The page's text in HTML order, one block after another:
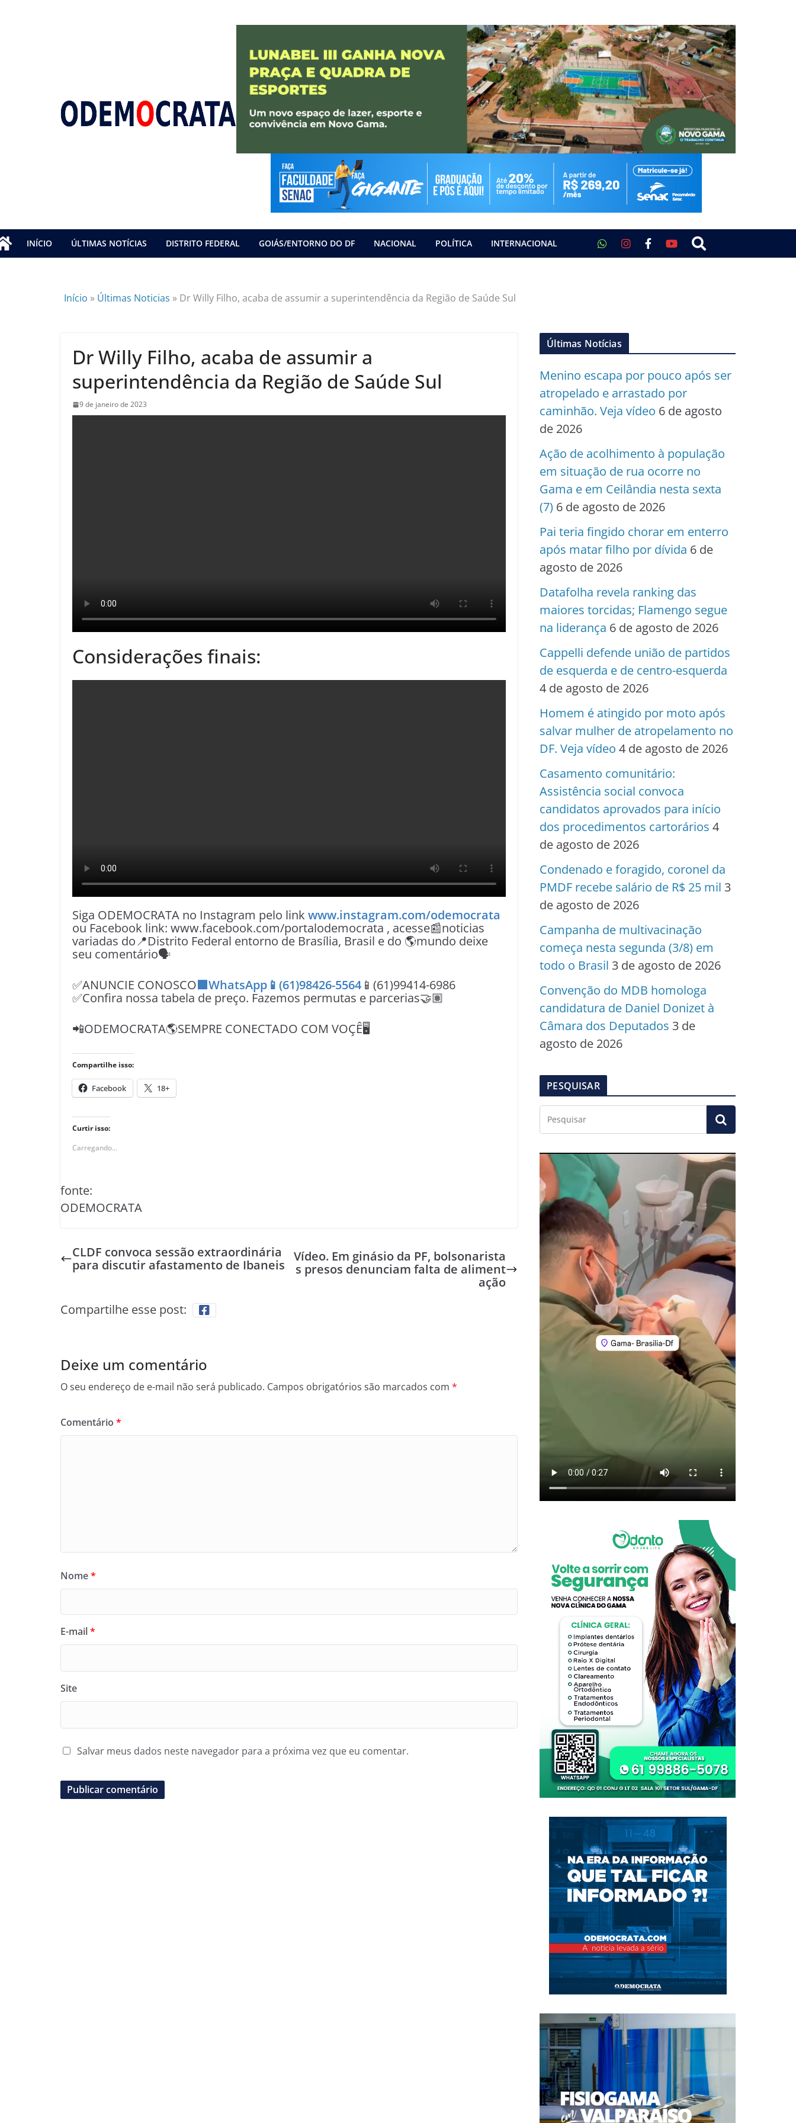
INÍCIO ÚLTIMAS NOTÍCIAS DISTRITO FEDERAL GOIÁS/ENTORNO DO DF NACIONAL POLÍTICA INTERNACIONAL
Início » Últimas Noticias » Dr Willy Filho, acaba de assumir a superintendência da Região de Saúde Sul
Dr Willy Filho, acaba de assumir a
superintendência da Região de Saúde Sul
9 de janeiro de 2023
Considerações finais:
Siga ODEMOCRATA no Instagram pelo link www.instagram.com/odemocrata
ou Facebook link: www.facebook.com/portalodemocrata , acesse📰noticias
variadas do📍Distrito Federal entorno de Brasília, Brasil e do 🌎mundo deixe
seu comentário🗣
✅ANUNCIE CONOSCO🟩WhatsApp📱(61)98426-5564 📱(61)99414-6986
✅Confira nossa tabela de preço. Fazemos permutas e parcerias🤝🏽
📲ODEMOCRATA🌎SEMPRE CONECTADO COM VOÇÊ🖥️
Compartilhe isso:
Facebook 18+
Curtir isso:
Carregando...
fonte:
ODEMOCRATA
CLDF convoca sessão extraordinária
para discutir afastamento de Ibaneis
Vídeo. Em ginásio da PF, bolsonarista
s presos denunciam falta de aliment
ação
Compartilhe esse post:
Deixe um comentário
O seu endereço de e-mail não será publicado. Campos obrigatórios são marcados com *
Comentário *
Nome*
E-mail*
Site
Salvar meus dados neste navegador para a próxima vez que eu comentar.
Últimas Notícias
Menino escapa por pouco após ser
atropelado e arrastado por
caminhão. Veja vídeo 6 de agosto
de 2026
Ação de acolhimento à população
em situação de rua ocorre no
Gama e em Ceilândia nesta sexta
(7) 6 de agosto de 2026
Pai teria fingido chorar em enterro
após matar filho por dívida 6 de
agosto de 2026
Datafolha revela ranking das
maiores torcidas; Flamengo segue
na liderança 6 de agosto de 2026
Cappelli defende união de partidos
de esquerda e de centro-esquerda
4 de agosto de 2026
Homem é atingido por moto após
salvar mulher de atropelamento no
DF. Veja vídeo 4 de agosto de 2026
Casamento comunitário:
Assistência social convoca
candidatos aprovados para início
dos procedimentos cartorários 4
de agosto de 2026
Condenado e foragido, coronel da
PMDF recebe salário de R$ 25 mil 3
de agosto de 2026
Campanha de multivacinação
começa nesta segunda (3/8) em
todo o Brasil 3 de agosto de 2026
Convenção do MDB homologa
candidatura de Daniel Donizet à
Câmara dos Deputados 3 de
agosto de 2026
PESQUISAR